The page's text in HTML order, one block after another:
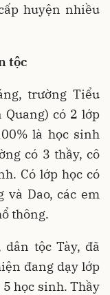
huyện nhiều
tộc
trường Tiểu
Quang) có 2 lớp
là học sinh
có 3 thầy, cô
Có lớp học có
và Dao, các em
thông.
tộc Tày, đã
đang dạy lớp
5 học sinh. Thầy